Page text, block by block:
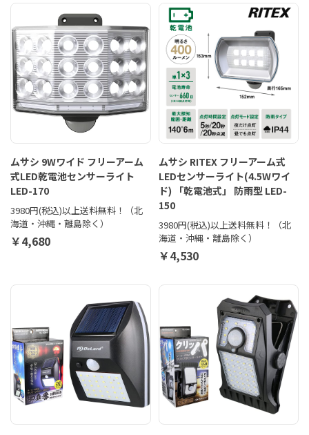
ムサシ 9Wワイド フリーアーム
式LED乾電池センサーライト
LED-170
3980円(税込)以上送料無料！（北
海道・沖縄・離島除く）
￥4,680
ムサシ RITEX フリーアーム式
LEDセンサーライト(4.5Wワイ
ド) 「乾電池式」 防雨型 LED-
150
3980円(税込)以上送料無料！（北
海道・沖縄・離島除く）
￥4,530